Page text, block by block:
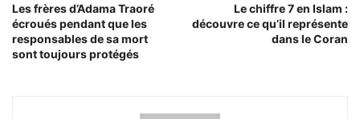
Les frères d’Adama Traoré
écroués pendant que les
responsables de sa mort
sont toujours protégés
Le chiffre 7 en Islam :
découvre ce qu’il représente
dans le Coran